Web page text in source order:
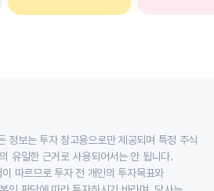
정보는 투자 참고용으로만 제공되며 특정 주식
유일한 근거로 사용되어서는 안 됩니다.
따르므로 투자 전 개인의 투자목표와